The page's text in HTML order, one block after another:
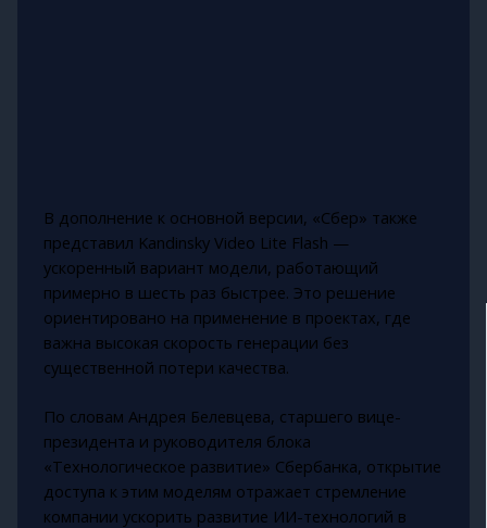
В дополнение к основной версии, «Сбер» также
представил Kandinsky Video Lite Flash —
ускоренный вариант модели, работающий
примерно в шесть раз быстрее. Это решение
ориентировано на применение в проектах, где
важна высокая скорость генерации без
существенной потери качества.
По словам Андрея Белевцева, старшего вице-
президента и руководителя блока
«Технологическое развитие» Сбербанка, открытие
доступа к этим моделям отражает стремление
компании ускорить развитие ИИ-технологий в